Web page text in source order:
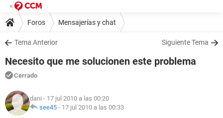
Foros Mensajerías y chat
Tema Anterior Siguiente Tema
Necesito que me solucionen este problema
Cerrado
dani - 17 jul 2010 a las 00:20
see45 - 17 jul 2010 a las 00:33